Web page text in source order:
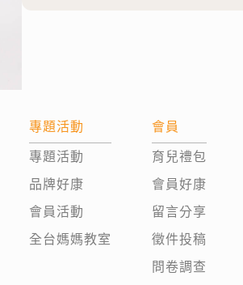
專題活動
專題活動
品牌好康
會員活動
全台媽媽教室
會員
育兒禮包
會員好康
留言分享
徵件投稿
問卷調查